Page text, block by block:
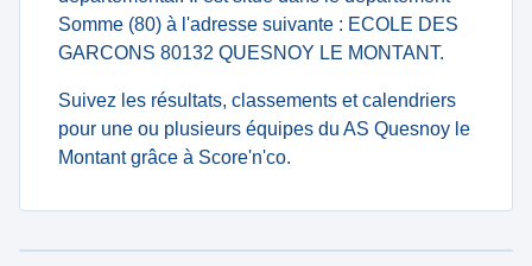
Somme (80) à l'adresse suivante : ECOLE DES
GARCONS 80132 QUESNOY LE MONTANT.
Suivez les résultats, classements et calendriers
pour une ou plusieurs équipes du AS Quesnoy le
Montant grâce à Score'n'co.